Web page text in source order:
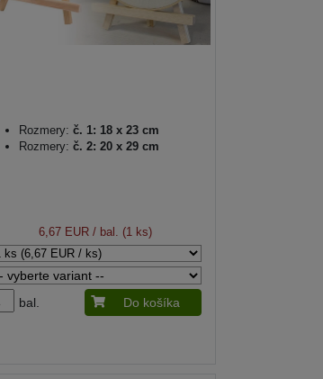
Rozmery: č. 1: 18 x 23 cm
Rozmery: č. 2: 20 x 29 cm
6,67 EUR / bal. (1 ks)
bal. Do košíka